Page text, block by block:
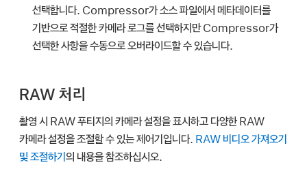
선택합니다. Compressor가 소스 파일에서 메타데이터를
기반으로 적절한 카메라 로그를 선택하지만 Compressor가
선택한 사항을 수동으로 오버라이드할 수 있습니다.
RAW 처리
촬영 시 RAW 푸티지의 카메라 설정을 표시하고 다양한 RAW
카메라 설정을 조절할 수 있는 제어기입니다. RAW 비디오 가져오기
및 조절하기 의 내용을 참조하십시오.